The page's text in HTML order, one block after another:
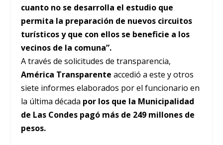
cuanto no se desarrolla el estudio que
permita la preparación de nuevos circuitos
turísticos y que con ellos se beneficie a los
vecinos de la comuna”.
A través de solicitudes de transparencia,
América Transparente accedió a este y otros
siete informes elaborados por el funcionario en
la última década por los que la Municipalidad
de Las Condes pagó más de 249 millones de
pesos.